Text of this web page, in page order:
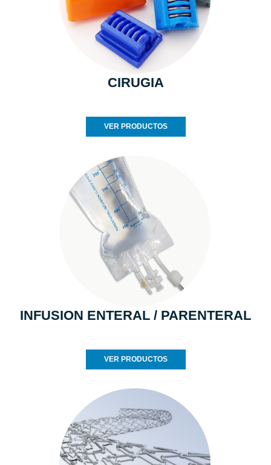
CIRUGIA
VER PRODUCTOS
INFUSION ENTERAL / PARENTERAL
VER PRODUCTOS